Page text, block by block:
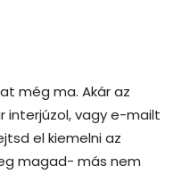
még ma. Akár az
interjúzol, vagy e-mailt
el kiemelni az
magad- más nem